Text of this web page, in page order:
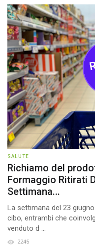
SALUTE
Richiamo del
Formaggio Ritirati
Settimana...
La settimana del 23
cibo, entrambi che
venduto d ...
2245